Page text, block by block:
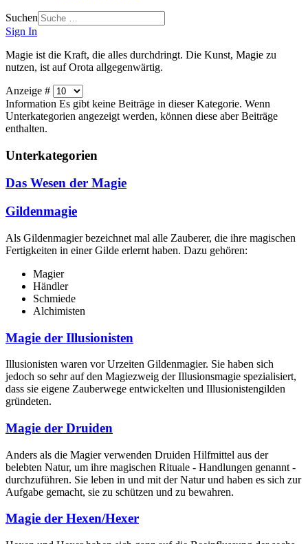
Suchen
Sign In
Magie ist die Kraft, die alles durchdringt. Die Kunst, Magie zu
nutzen, ist auf Orota allgegenwärtig.
Anzeige #
Information Es gibt keine Beiträge in dieser Kategorie. Wenn
Unterkategorien angezeigt werden, können diese aber Beiträge
enthalten.
Unterkategorien
Das Wesen der Magie
Gildenmagie
Als Gildenmagier bezeichnet mal alle Zauberer, die ihre magischen
Fertigkeiten in einer Gilde erlernt haben. Dazu gehören:
Magier
Händler
Schmiede
Alchimisten
Magie der Illusionisten
Illusionisten waren vor Urzeiten Gildenmagier. Sie haben sich
jedoch so sehr auf den Magiezweig der Illusionsmagie spezialisiert,
dass sie eigene Zauberwege entwickelten und Illusionistengilden
gründeten.
Magie der Druiden
Anders als die Magier verwenden Druiden Hilfmittel aus der
belebten Natur, um ihre magischen Rituale - Handlungen genannt -
durchzuführen. Sie leben in und mit der Natur und haben es sich zur
Aufgabe gemacht, sie zu schützen und zu bewahren.
Magie der Hexen/Hexer